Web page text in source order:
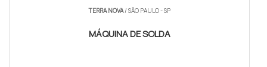
TERRA NOVA/ SÃO PAULO - SP
MÁQUINA DE SOLDA